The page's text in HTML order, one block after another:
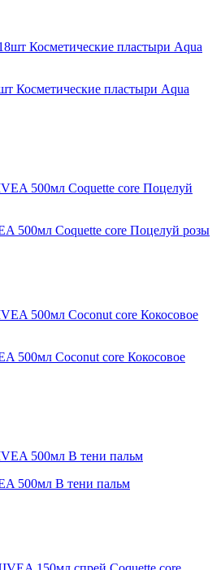
Косметические пластыри Aqua
500мл Coquette core Поцелуй розы
500мл Coconut core Кокосовое
500мл В тени пальм